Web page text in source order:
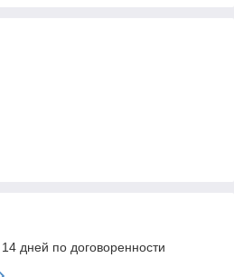
дней по договоренности